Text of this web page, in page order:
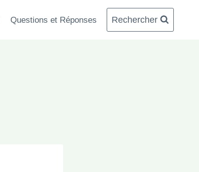
Questions et Réponses Rechercher